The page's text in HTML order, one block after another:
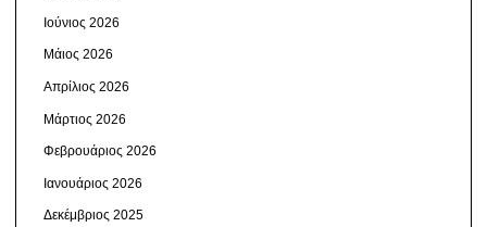
Ιούνιος 2026
Μάιος 2026
Απρίλιος 2026
Μάρτιος 2026
Φεβρουάριος 2026
Ιανουάριος 2026
Δεκέμβριος 2025